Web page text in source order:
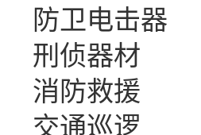
防卫电击器
刑侦器材
消防救援
交通巡逻